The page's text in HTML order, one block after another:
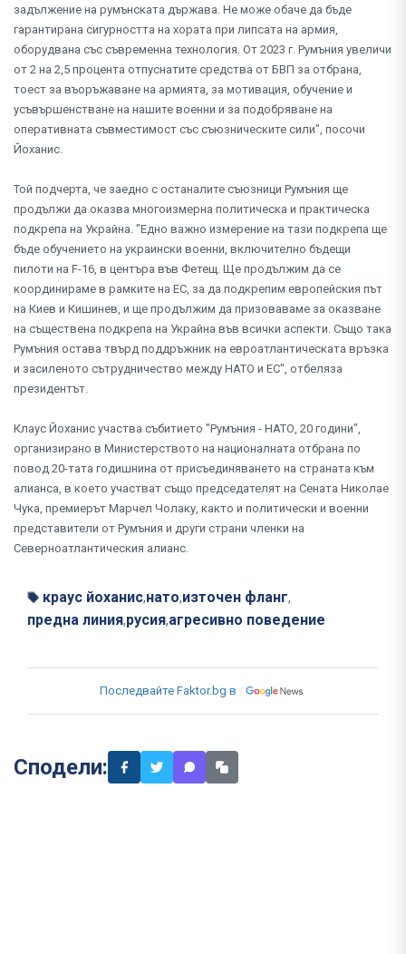
задължение на румънската държава. Не може обаче да бъде
гарантирана сигурността на хората при липсата на армия,
оборудвана със съвременна технология. От 2023 г. Румъния увеличи
от 2 на 2,5 процента отпуснатите средства от БВП за отбрана,
тоест за въоръжаване на армията, за мотивация, обучение и
усъвършенстване на нашите военни и за подобряване на
оперативната съвместимост със съюзническите сили", посочи
Йоханис.
Той подчерта, че заедно с останалите съюзници Румъния ще
продължи да оказва многоизмерна политическа и практическа
подкрепа на Украйна. "Едно важно измерение на тази подкрепа ще
бъде обучението на украински военни, включително бъдещи
пилоти на F-16, в центъра във Фетещ. Ще продължим да се
координираме в рамките на ЕС, за да подкрепим европейския път
на Киев и Кишинев, и ще продължим да призоваваме за оказване
на съществена подкрепа на Украйна във всички аспекти. Също така
Румъния остава твърд поддръжник на евроатлантическата връзка
и засиленото сътрудничество между НАТО и ЕС", отбеляза
президентът.
Клаус Йоханис участва събитието "Румъния - НАТО, 20 години",
организирано в Министерството на националната отбрана по
повод 20-тата годишнина от присъединяването на страната към
алианса, в което участват също председателят на Сената Николае
Чука, премиерът Марчел Чолаку, както и политически и военни
представители от Румъния и други страни членки на
Северноатлантическия алианс.
краус йоханис,нато,източен фланг,
предна линия,русия,агресивно поведение
Последвайте Faktor.bg в
Сподели: